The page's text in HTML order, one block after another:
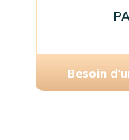
Besoin